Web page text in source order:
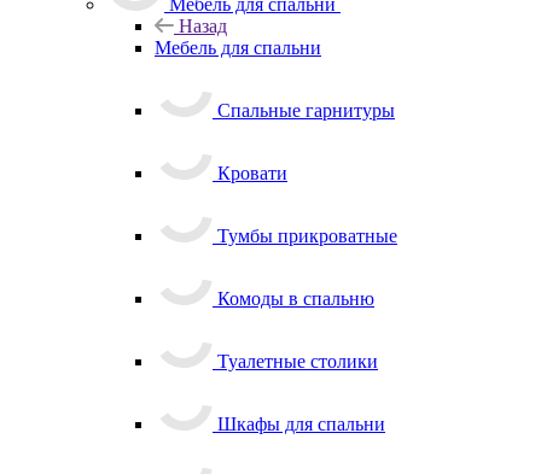
Мебель для спальни
Назад
Мебель для спальни
Спальные гарнитуры
Кровати
Тумбы прикроватные
Комоды в спальню
Туалетные столики
Шкафы для спальни